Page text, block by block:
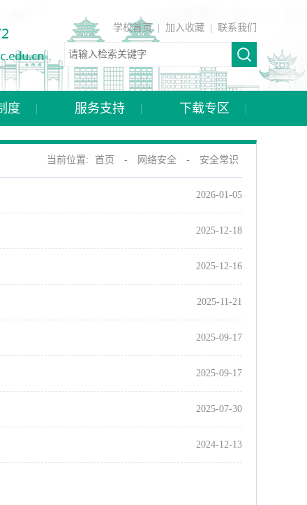
学校首页 加入收藏 联系我们
度 服务支持 下载专区
当前位置: 首页 - 网络安全 - 安全常识
2026-01-05
2025-12-18
2025-12-16
2025-11-21
2025-09-17
2025-09-17
2025-07-30
2024-12-13